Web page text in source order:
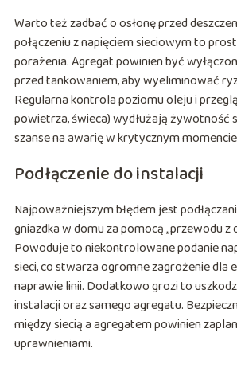
Warto też zadbać o osłonę przed
połączeniu z napięciem sieciowym to
porażenia. Agregat powinien być
przed tankowaniem, aby wyeliminować
Regularna kontrola poziomu oleju i
powietrza, świeca) wydłużają żywotność
szanse na awarię w krytycznym
Podłączenie do instalacji
Najpoważniejszym błędem jest
gniazdka w domu za pomocą „przewodu z
Powoduje to niekontrolowane podanie
sieci, co stwarza ogromne zagrożenie dla
naprawie linii. Dodatkowo grozi to
instalacji oraz samego agregatu.
między siecią a agregatem powinien
uprawnieniami.